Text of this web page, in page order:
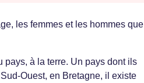
les femmes et les hommes que
pays, à la terre. Un pays dont ils
Ouest, en Bretagne, il existe